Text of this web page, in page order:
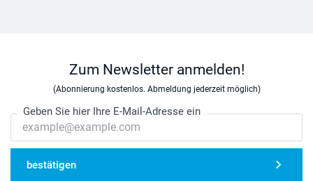
Zum Newsletter anmelden!
(Abonnierung kostenlos. Abmeldung jederzeit möglich)
Geben Sie hier Ihre E-Mail-Adresse ein
bestätigen